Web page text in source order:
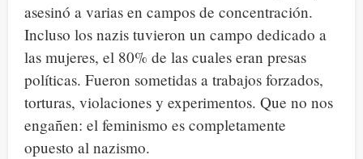
por
feminicidios
asesinó a varias en campos de concentración.
Incluso los nazis tuvieron un campo dedicado a
las mujeres, el 80% de las cuales eran presas
políticas. Fueron sometidas a trabajos forzados,
torturas, violaciones y experimentos. Que no nos
engañen: el feminismo es completamente
opuesto al nazismo.